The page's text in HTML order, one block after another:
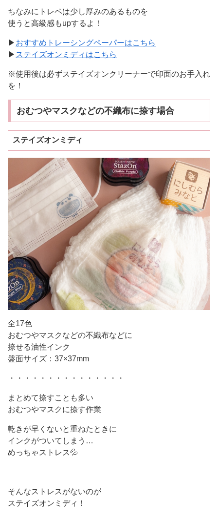
ちなみにトレペは少し厚みのあるものを
使うと高級感もupするよ！
▶ おすすめトレーシングペーパーはこちら
▶ ステイズオンミディはこちら
※使用後は必ずステイズオンクリーナーで印面のお手入れ
を！
おむつやマスクなどの不織布に捺す場合
ステイズオンミディ
全17色
おむつやマスクなどの不織布などに
捺せる油性インク
盤面サイズ：37×37mm
・・・・・・・・・・・・・・・
まとめて捺すことも多い
おむつやマスクに捺す作業
乾きが早くないと重ねたときに
インクがついてしまう…
めっちゃストレス💦
そんなストレスがないのが
ステイズオンミディ！